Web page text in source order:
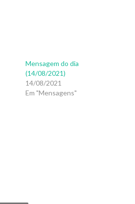
Mensagem do dia
(14/08/2021)
14/08/2021
Em "Mensagens"